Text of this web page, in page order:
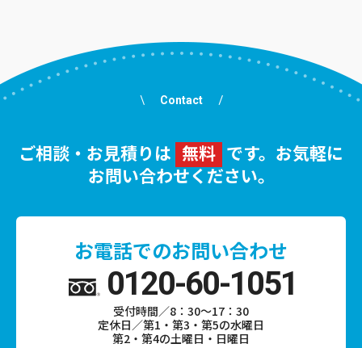
Contact
ご相談・お見積りは 無料 です。お気軽に
お問い合わせください。
お電話でのお問い合わせ
0120-60-1051
受付時間／8：30～17：30
定休日／第1・第3・第5の水曜日
第2・第4の土曜日・日曜日